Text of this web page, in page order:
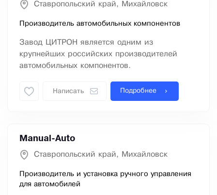
Ставропольский край, Михайловск
Производитель автомобильных компонентов
Завод ЦИТРОН является одним из
крупнейших российских производителей
автомобильных компонентов.
Написать Подробнее
Manual-Auto
Ставропольский край, Михайловск
Производитель и установка ручного управления
для автомобилей